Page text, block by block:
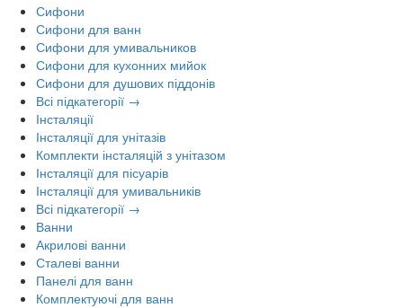
Сифони
Сифони для ванн
Сифони для умивальников
Сифони для кухонних мийок
Сифони для душових піддонів
Всі підкатегорії →
Інсталяції
Інсталяції для унітазів
Комплекти інсталяцій з унітазом
Інсталяції для пісуарів
Інсталяції для умивальників
Всі підкатегорії →
Ванни
Акрилові ванни
Сталеві ванни
Панелі для ванн
Комплектуючі для ванн